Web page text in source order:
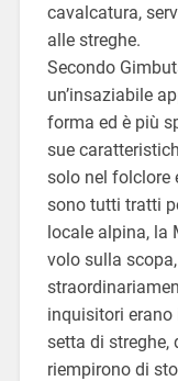
cavalcatura,
alle streghe.
Secondo
un’insaziabile
forma ed è più
sue
solo nel folclore
sono tutti tratti
locale alpina, la
volo sulla
inquisitori erano
setta di streghe,
riempirono di